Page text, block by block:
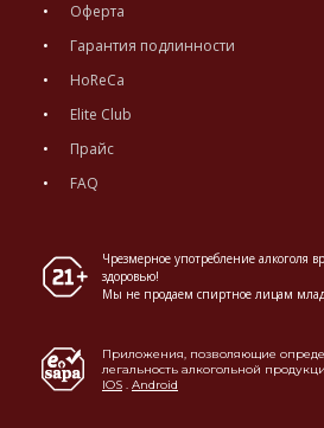
Оферта
Гарантия подлинности
HoReCa
Elite Club
Прайс
FAQ
Чрезмерное употребление алкоголя
здоровью!
Мы не продаем спиртное лицам
Приложения, позволяющие
легальность алкогольной
IOS . Android